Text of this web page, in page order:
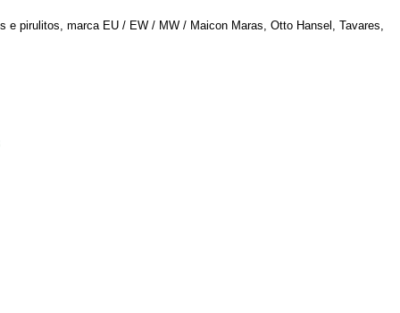
e pirulitos, marca EU / EW / MW / Maicon Maras, Otto Hansel, Tavares,